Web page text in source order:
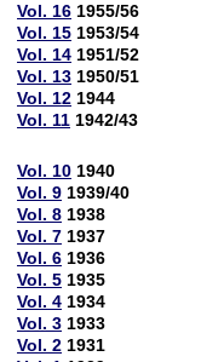
Vol. 16 1955/56
Vol. 15 1953/54
Vol. 14 1951/52
Vol. 13 1950/51
Vol. 12 1944
Vol. 11 1942/43
Vol. 10 1940
Vol. 9 1939/40
Vol. 8 1938
Vol. 7 1937
Vol. 6 1936
Vol. 5 1935
Vol. 4 1934
Vol. 3 1933
Vol. 2 1931